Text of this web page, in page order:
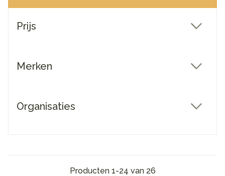
Prijs
Merken
Organisaties
Producten 1-24 van 26